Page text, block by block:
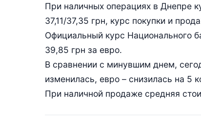
При наличных операциях в Днепре
37,11/37,35 грн, курс покупки и
Официальный курс Национального
39,85 грн за евро.
В сравнении с минувшим днем,
изменилась, евро – снизилась на 5
При наличной продаже средняя